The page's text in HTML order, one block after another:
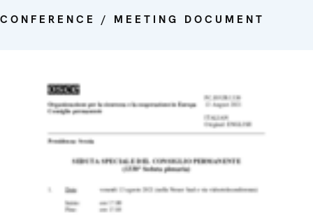
CONFERENCE / MEETING DOCUMENT